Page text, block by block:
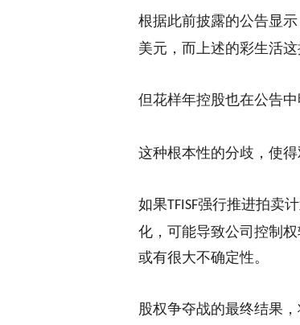
根据此前披露的公告显示
美元， 而上述的彩生活这
但花样年控股也在公告
这种根本性的分歧，使得
如果TFISF强行推进拍卖
化，可能导致公司控制
或有很大不确定性。
股权争夺战的最终结果